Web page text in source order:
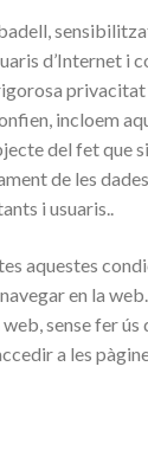
d’Internet i
incloem
del fet que
de les
i usuaris..
aquestes
en la
sense fer ús
a les